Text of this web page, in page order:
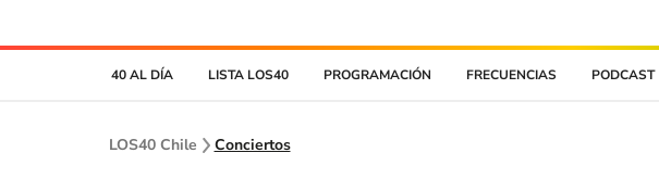
40 AL DÍA LISTA LOS40 PROGRAMACIÓN FRECUENCIAS PODCAST
LOS40 Chile Conciertos